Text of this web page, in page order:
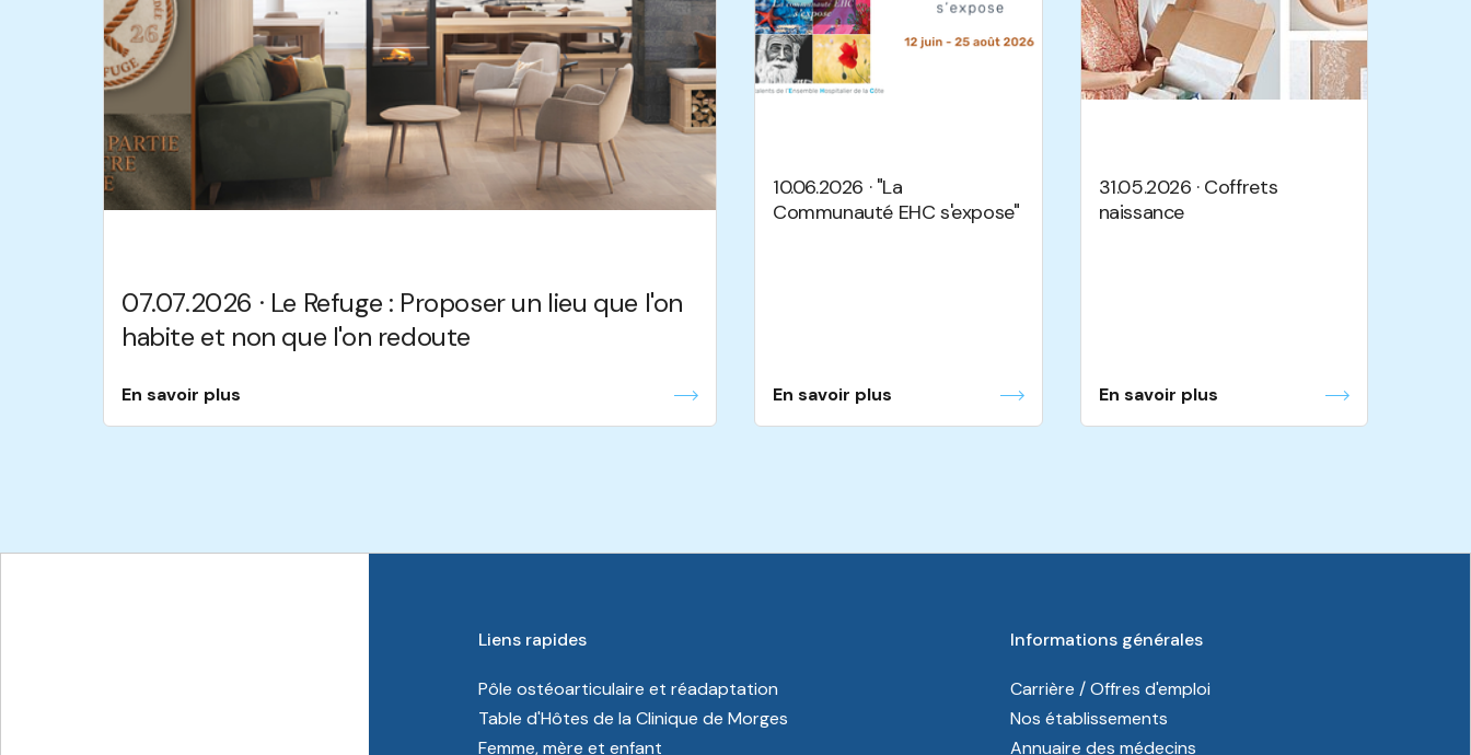
07.07.2026 · Le Refuge : Proposer un lieu que l'on
habite et non que l'on redoute
En savoir plus
10.06.2026 · "La
Communauté EHC s'expose"
En savoir plus
31.05.2026 · Coffrets
naissance
En savoir plus
Liens rapides
Pôle ostéoarticulaire et réadaptation
Table d'Hôtes de la Clinique de Morges
Femme, mère et enfant
Informations générales
Carrière / Offres d'emploi
Nos établissements
Annuaire des médecins